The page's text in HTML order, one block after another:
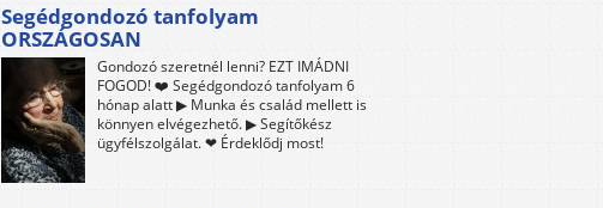
Segédgondozó tanfolyam
ORSZÁGOSAN
Gondozó szeretnél lenni? EZT IMÁDNI
FOGOD! ❤️ Segédgondozó tanfolyam 6
hónap alatt ▶ Munka és család mellett is
könnyen elvégezhető. ▶ Segítőkész
ügyfélszolgálat. ❤ Érdeklődj most!